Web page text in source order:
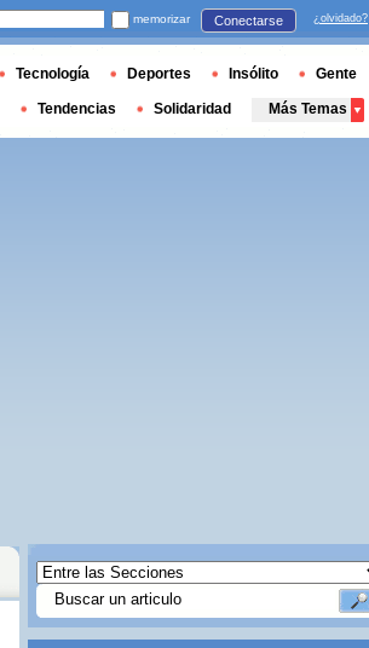
memorizar Conectarse ¿olvidado?
Tecnología Deportes Insólito Gente
Tendencias Solidaridad Más Temas